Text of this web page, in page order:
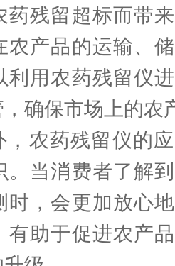
药残留超标而带
农产品的运输、
利用农药残留仪
确保市场上的农
药残留仪的应
。当消费者了解
时，会更加放心
有助于促进农产